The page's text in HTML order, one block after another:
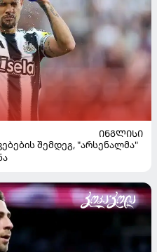
ᲘᲜᲒᲚᲘᲡᲘ
შემდეგ, "არსენალმა"